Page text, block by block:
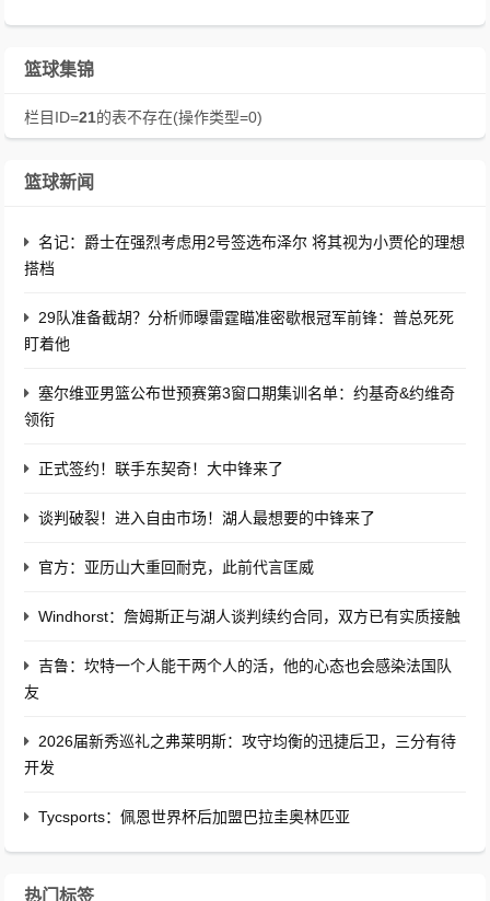
篮球集锦
栏目ID=21的表不存在(操作类型=0)
篮球新闻
名记：爵士在强烈考虑用2号签选布泽尔 将其视为小贾伦的理想
搭档
29队准备截胡？分析师曝雷霆瞄准密歇根冠军前锋：普总死死
盯着他
塞尔维亚男篮公布世预赛第3窗口期集训名单：约基奇&约维奇
领衔
正式签约！联手东契奇！大中锋来了
谈判破裂！进入自由市场！湖人最想要的中锋来了
官方：亚历山大重回耐克，此前代言匡威
Windhorst：詹姆斯正与湖人谈判续约合同，双方已有实质接触
吉鲁：坎特一个人能干两个人的活，他的心态也会感染法国队
友
2026届新秀巡礼之弗莱明斯：攻守均衡的迅捷后卫，三分有待
开发
Tycsports：佩恩世界杯后加盟巴拉圭奥林匹亚
热门标签